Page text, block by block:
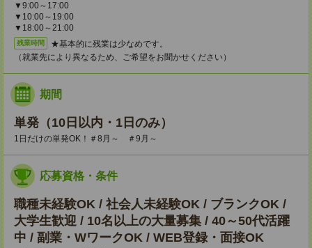
▼9:00～17:00
▼10:00～19:00
▼18:00～21:00
残業時間
★基本的に残業は少なめです。
（就業先により異なるため、ご希望をお聞かせください）
期間
単発（10日以内・1日のみ）
1日だけの単発OK！＃8月～ ＃9月～
応募資格・条件
職種未経験OK / 社会人未経験OK / ブランクOK /
大学生歓迎 / 10名以上の大量募集 / 40～50代活躍
中 / 副業・WワークOK / WEB登録・面接OK